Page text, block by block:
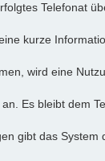
Telefonat
kurze
wird eine
Es bleibt dem
gibt das System